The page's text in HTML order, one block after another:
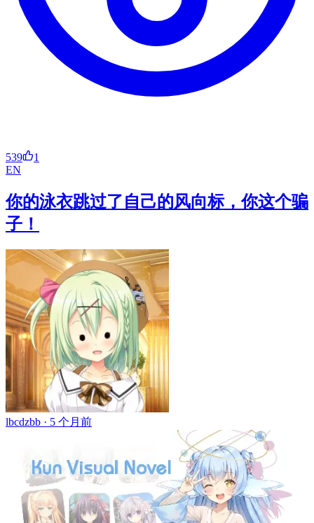
539
1
EN
你的泳衣跳过了自己的风向标，你这个骗
子！
lbcdzbb · 5 个月前